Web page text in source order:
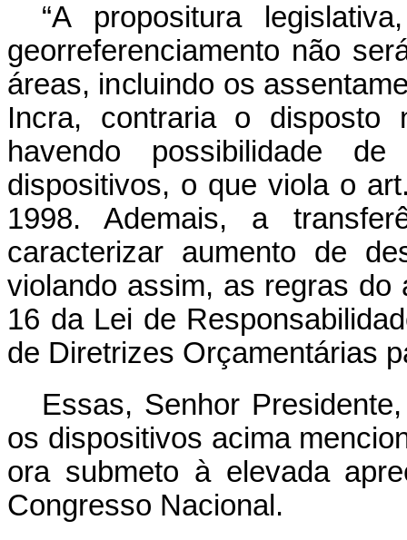
“A propositura
georreferenciamento não
áreas, incluindo os
Incra, contraria o
havendo possibilidade
dispositivos, o que viola o
1998. Ademais, a
caracterizar aumento de
violando assim, as regras do
16 da Lei de
de Diretrizes Orçamentárias
Essas, Senhor
os dispositivos acima
ora submeto à elevada
Congresso Nacional.